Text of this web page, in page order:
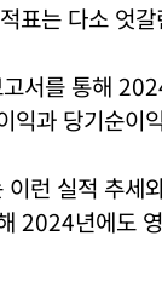
표는 다소 엇
서를 통해
익과 당기순이
이런 실적 추세
2024년에도